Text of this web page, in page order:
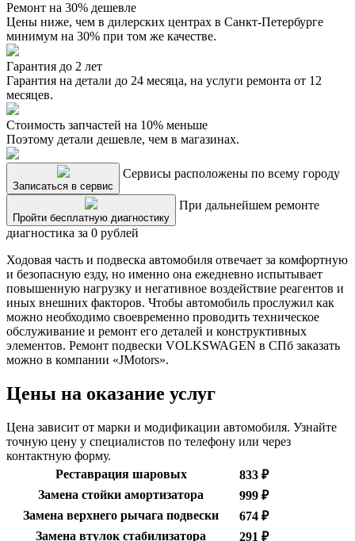
Ремонт на 30% дешевле
Цены ниже, чем в дилерских центрах в Санкт-Петербурге
минимум на 30% при том же качестве.
Гарантия до 2 лет
Гарантия на детали до 24 месяца, на услуги ремонта от 12
месяцев.
Стоимость запчастей на 10% меньше
Поэтому детали дешевле, чем в магазинах.
Записаться в сервис
Сервисы расположены по всему городу
Пройти бесплатную диагностику
При дальнейшем ремонте
диагностика за 0 рублей
Ходовая часть и подвеска автомобиля отвечает за комфортную
и безопасную езду, но именно она ежедневно испытывает
повышенную нагрузку и негативное воздействие реагентов и
иных внешних факторов. Чтобы автомобиль прослужил как
можно необходимо своевременно проводить техническое
обслуживание и ремонт его деталей и конструктивных
элементов. Ремонт подвески VOLKSWAGEN в СПб заказать
можно в компании «JMotors».
Цены на оказание услуг
Цена зависит от марки и модификации автомобиля. Узнайте
точную цену у специалистов по телефону или через
контактную форму.
Реставрация шаровых
833 ₽
Замена стойки амортизатора
999 ₽
Замена верхнего рычага подвески
674 ₽
Замена втулок стабилизатора
291 ₽